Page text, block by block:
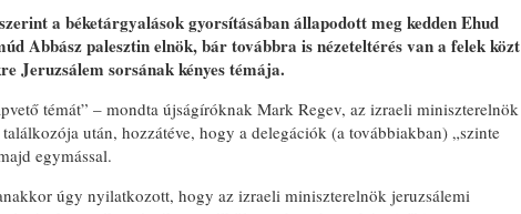
a béketárgyalások gyorsításában állapodott meg kedden Ehud
Abbász palesztin elnök, bár továbbra is nézeteltérés van a felek közt
Jeruzsálem sorsának kényes témája.
témát” – mondta újságíróknak Mark Regev, az izraeli miniszterelnök
után, hozzátéve, hogy a delegációk (a továbbiakban) „szinte
egymással.
úgy nyilatkozott, hogy az izraeli miniszterelnök jeruzsálemi